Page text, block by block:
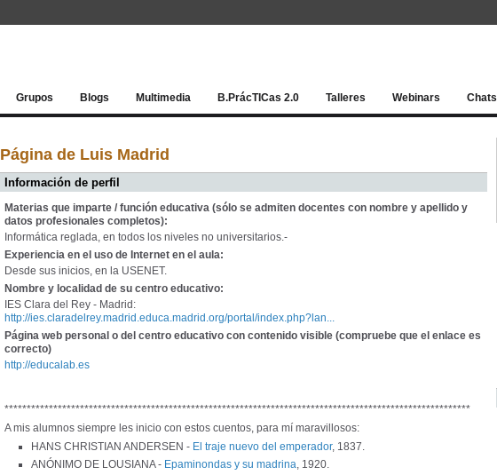
Grupos Blogs Multimedia B.PrácTICas 2.0 Talleres Webinars Chats
Página de Luis Madrid
Información de perfil
Materias que imparte / función educativa (sólo se admiten docentes con nombre y apellido y
datos profesionales completos):
Informática reglada, en todos los niveles no universitarios.-
Experiencia en el uso de Internet en el aula:
Desde sus inicios, en la USENET.
Nombre y localidad de su centro educativo:
IES Clara del Rey - Madrid:
http://ies.claradelrey.madrid.educa.madrid.org/portal/index.php?lan...
Página web personal o del centro educativo con contenido visible (compruebe que el enlace es
correcto)
http://educalab.es
*********************************************************************************************************
A mis alumnos siempre les inicio con estos cuentos, para mí maravillosos:
HANS CHRISTIAN ANDERSEN - El traje nuevo del emperador, 1837.
ANÓNIMO DE LOUSIANA - Epaminondas y su madrina , 1920.